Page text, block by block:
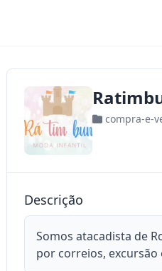
compra-e-
Descrição
Somos atacadista de
por correios,